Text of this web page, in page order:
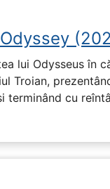
lui Odysseus în
Troian,
terminând cu